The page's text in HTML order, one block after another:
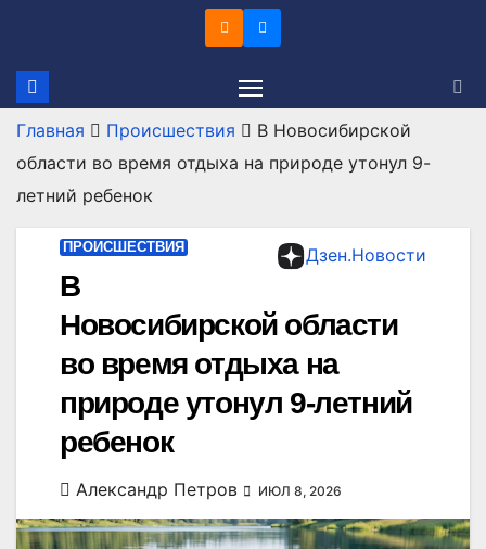
содержимому
Главная Происшествия
В Новосибирской
области во время отдыха на природе утонул 9-
летний ребенок
Дзен.Новости
ПРОИСШЕСТВИЯ
В
Новосибирской области
во время отдыха на
природе утонул 9-летний
ребенок
Александр Петров ИЮЛ 8, 2026